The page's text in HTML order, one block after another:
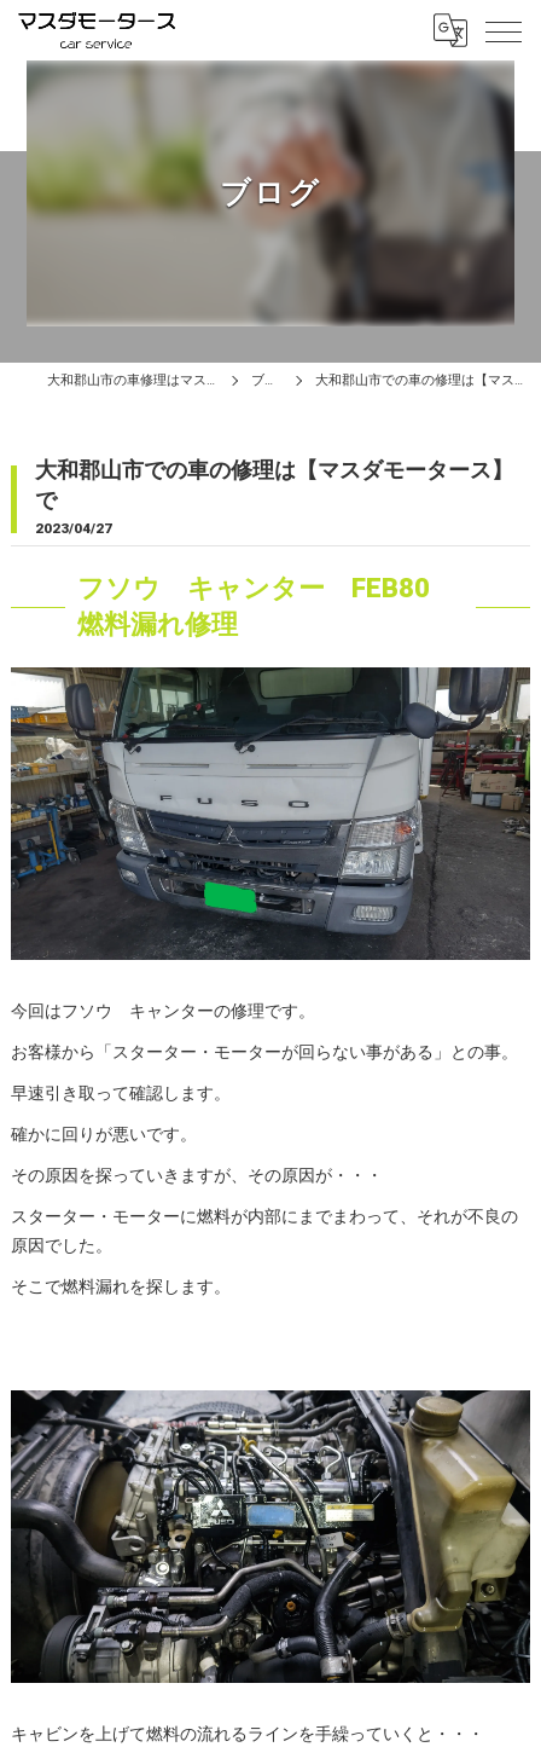
ブログ
大和郡山市の車修理はマスダモータース ブログ 大和郡山市での車の修理は【マスダモータース】で
大和郡山市での車の修理は【マスダモータース】
で
2023/04/27
フソウ キャンター FEB80
燃料漏れ修理
今回はフソウ キャンターの修理です。
お客様から「スターター・モーターが回らない事がある」との事。
早速引き取って確認します。
確かに回りが悪いです。
その原因を探っていきますが、その原因が・・・
スターター・モーターに燃料が内部にまでまわって、それが不良の
原因でした。
そこで燃料漏れを探します。
キャビンを上げて燃料の流れるラインを手繰っていくと・・・